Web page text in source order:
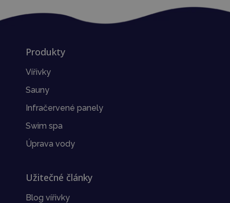
Produkty
Vířivky
Sauny
Infračervené panely
Swim spa
Úprava vody
Užitečné články
Blog vířivky